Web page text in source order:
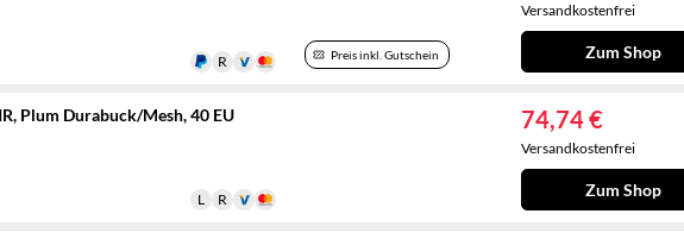
Preis inkl. Gutschein
Versandkostenfrei
Zum Shop
Plum Durabuck/Mesh, 40 EU 74,74 €
Versandkostenfrei
Zum Shop